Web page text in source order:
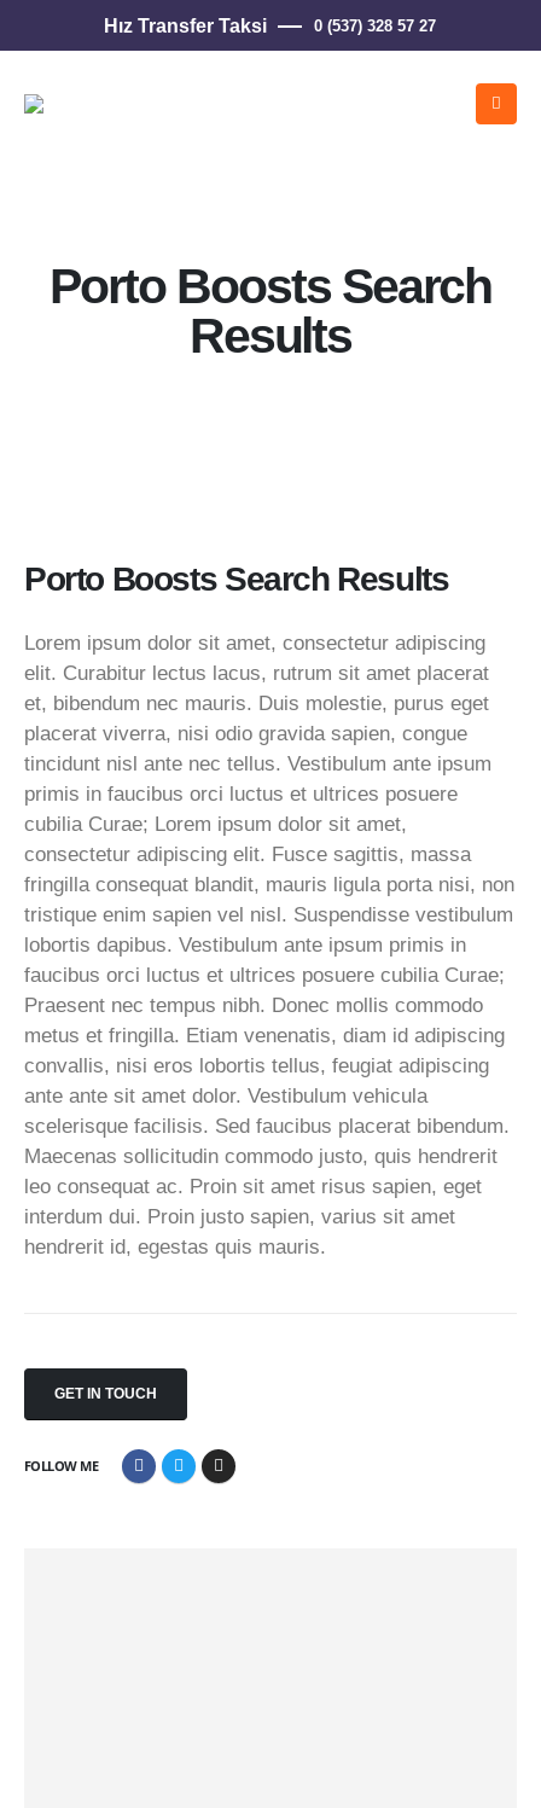
Hız Transfer Taksi 0 (537) 328 57 27
Porto Boosts Search
Results
Porto Boosts Search Results
Lorem ipsum dolor sit amet, consectetur adipiscing
elit. Curabitur lectus lacus, rutrum sit amet placerat
et, bibendum nec mauris. Duis molestie, purus eget
placerat viverra, nisi odio gravida sapien, congue
tincidunt nisl ante nec tellus. Vestibulum ante ipsum
primis in faucibus orci luctus et ultrices posuere
cubilia Curae; Lorem ipsum dolor sit amet,
consectetur adipiscing elit. Fusce sagittis, massa
fringilla consequat blandit, mauris ligula porta nisi, non
tristique enim sapien vel nisl. Suspendisse vestibulum
lobortis dapibus. Vestibulum ante ipsum primis in
faucibus orci luctus et ultrices posuere cubilia Curae;
Praesent nec tempus nibh. Donec mollis commodo
metus et fringilla. Etiam venenatis, diam id adipiscing
convallis, nisi eros lobortis tellus, feugiat adipiscing
ante ante sit amet dolor. Vestibulum vehicula
scelerisque facilisis. Sed faucibus placerat bibendum.
Maecenas sollicitudin commodo justo, quis hendrerit
leo consequat ac. Proin sit amet risus sapien, eget
interdum dui. Proin justo sapien, varius sit amet
hendrerit id, egestas quis mauris.
GET IN TOUCH
FOLLOW ME